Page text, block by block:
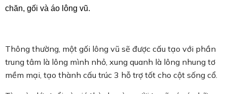
chăn, gối và áo lông vũ.
Thông thường, một gối lông vũ sẽ được cấu tạo với phần
trung tâm là lông mình nhỏ, xung quanh là lông nhung tơ
mềm mại, tạo thành cấu trúc 3 hỗ trợ tốt cho cột sống cổ.